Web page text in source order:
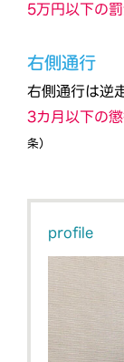
5万円以下の
右側通行
右側通行は逆
3カ月以下の
条）
profile